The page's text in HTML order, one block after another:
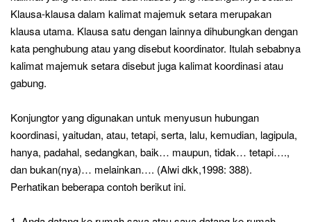
Klausa-klausa dalam kalimat majemuk setara merupakan
klausa utama. Klausa satu dengan lainnya dihubungkan dengan
kata penghubung atau yang disebut koordinator. Itulah sebabnya
kalimat majemuk setara disebut juga kalimat koordinasi atau
gabung.
Konjungtor yang digunakan untuk menyusun hubungan
koordinasi, yaitudan, atau, tetapi, serta, lalu, kemudian, lagipula,
hanya, padahal, sedangkan, baik… maupun, tidak… tetapi….,
dan bukan(nya)… melainkan…. (Alwi dkk,1998: 388).
Perhatikan beberapa contoh berikut ini.